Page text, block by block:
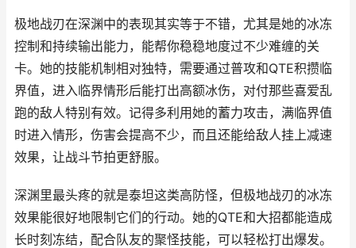
极地战刃在深渊中的表现其实等于不错，尤其是她的冰冻
控制和持续输出能力，能帮你稳稳地度过不少难缠的关
卡。她的技能机制相对独特，需要通过普攻和QTE积攒临
界值，进入临界情形后能打出高额冰伤，对付那些喜爱乱
跑的敌人特别有效。记得多利用她的蓄力攻击，满临界值
时进入情形，伤害会提高不少，而且还能给敌人挂上减速
效果，让战斗节拍更舒服。
深渊里最头疼的就是泰坦这类高防怪，但极地战刃的冰冻
效果能很好地限制它们的行动。她的QTE和大招都能造成
长时刻冻结，配合队友的聚怪技能，可以轻松打出爆发。